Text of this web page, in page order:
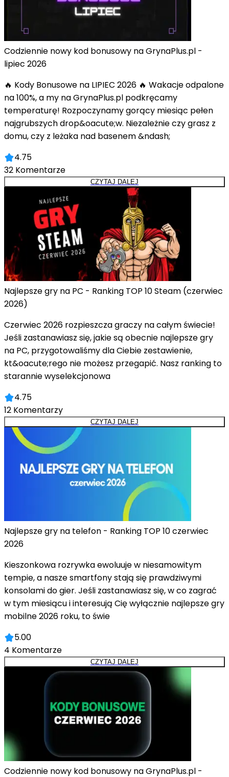
Codziennie nowy kod bonusowy na GrynaPlus.pl -
lipiec 2026
🔥 Kody Bonusowe na LIPIEC 2026 🔥 Wakacje odpalone
na 100%, a my na GrynaPlus.pl podkręcamy
temperaturę! Rozpoczynamy gorący miesiąc pełen
najgrubszych drop&oacute;w. Niezależnie czy grasz z
domu, czy z leżaka nad basenem &ndash;
4.75
32 Komentarze
CZYTAJ DALEJ
Najlepsze gry na PC - Ranking TOP 10 Steam (czerwiec
2026)
Czerwiec 2026 rozpieszcza graczy na całym świecie!
Jeśli zastanawiasz się, jakie są obecnie najlepsze gry
na PC, przygotowaliśmy dla Ciebie zestawienie,
kt&oacute;rego nie możesz przegapić. Nasz ranking to
starannie wyselekcjonowa
4.75
12 Komentarzy
CZYTAJ DALEJ
Najlepsze gry na telefon - Ranking TOP 10 czerwiec
2026
Kieszonkowa rozrywka ewoluuje w niesamowitym
tempie, a nasze smartfony stają się prawdziwymi
konsolami do gier. Jeśli zastanawiasz się, w co zagrać
w tym miesiącu i interesują Cię wyłącznie najlepsze gry
mobilne 2026 roku, to świe
5.00
4 Komentarze
CZYTAJ DALEJ
Codziennie nowy kod bonusowy na GrynaPlus.pl -